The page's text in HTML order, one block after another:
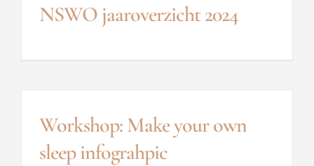
NSWO jaaroverzicht 2024
Workshop: Make your own
sleep infograhpic